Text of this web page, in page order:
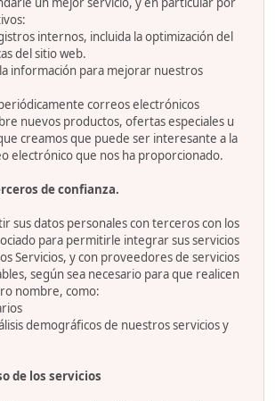
internos, incluida la optimización del
del sitio web.
información para mejorar nuestros
correos electrónicos
nuevos productos, ofertas especiales u
creamos que puede ser interesante a la
electrónico que nos ha proporcionado.
de confianza.
sus datos personales con terceros con los
para permitirle integrar sus servicios
Servicios, y con proveedores de servicios
según sea necesario para que realicen
nombre, como:
demográficos de nuestros servicios y
de los servicios